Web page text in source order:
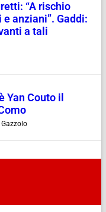
“A rischio
anziani”. Gaddi:
a tali
Yan Couto il